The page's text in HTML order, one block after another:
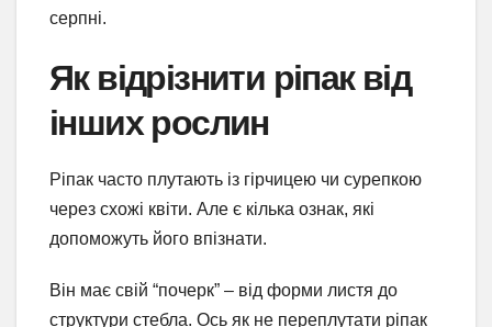
серпні.
Як відрізнити ріпак від
інших рослин
Ріпак часто плутають із гірчицею чи сурепкою
через схожі квіти. Але є кілька ознак, які
допоможуть його впізнати.
Він має свій “почерк” – від форми листя до
структури стебла. Ось як не переплутати ріпак